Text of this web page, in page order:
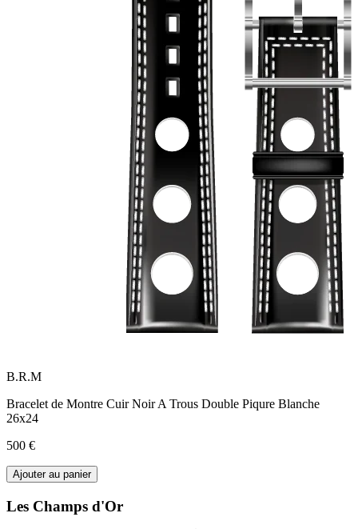
B.R.M
Bracelet de Montre Cuir Noir A Trous Double Piqure Blanche
26x24
500 €
Ajouter au panier
Les Champs d'Or